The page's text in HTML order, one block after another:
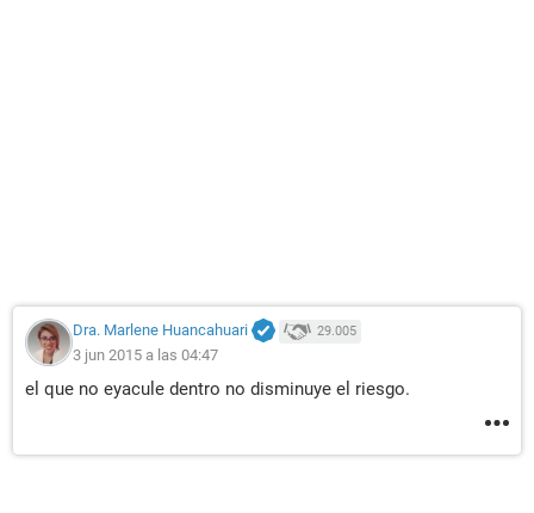
Dra. Marlene Huancahuari 29.005
3 jun 2015 a las 04:47
el que no eyacule dentro no disminuye el riesgo.